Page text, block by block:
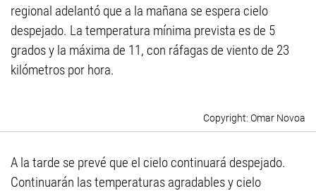
regional adelantó que a la mañana se espera cielo
despejado. La temperatura mínima prevista es de 5
grados y la máxima de 11, con ráfagas de viento de 23
kilómetros por hora.
Omar Novoa
A la tarde se prevé que el cielo continuará despejado.
Continuarán las temperaturas agradables y cielo